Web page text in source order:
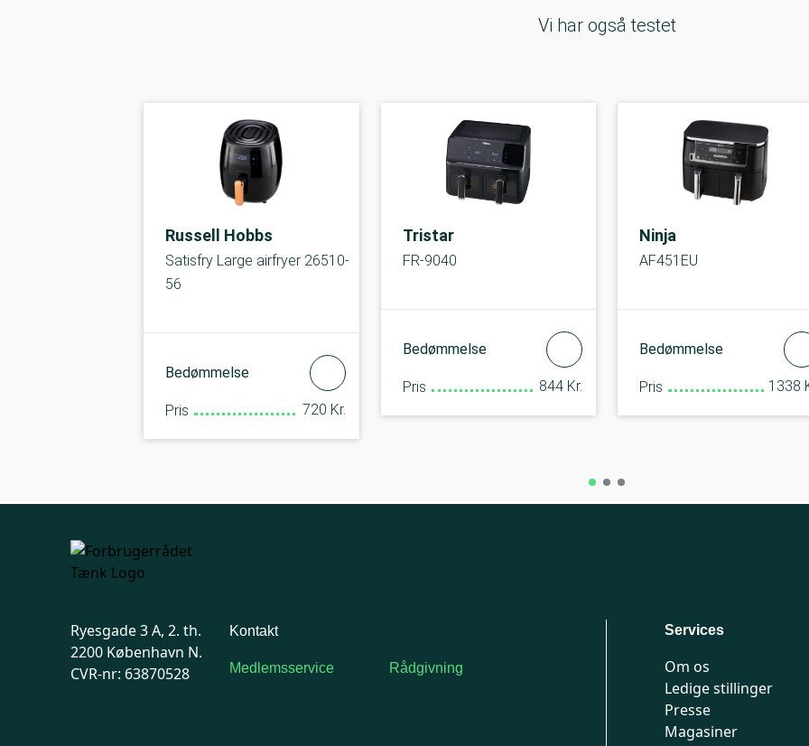
Vi har også testet
Russell Hobbs
Satisfry Large airfryer 26510-
56
Bedømmelse
Pris 720 Kr.
Tristar
FR-9040
Bedømmelse
Pris 844 Kr.
Ninja
AF451EU
Bedømmelse
Pris 1338
Ryesgade 3 A, 2. th.
2200 København N.
CVR-nr: 63870528
Kontakt
Medlemsservice Rådgivning
Services
Om os
Ledige stillinger
Presse
Magasiner